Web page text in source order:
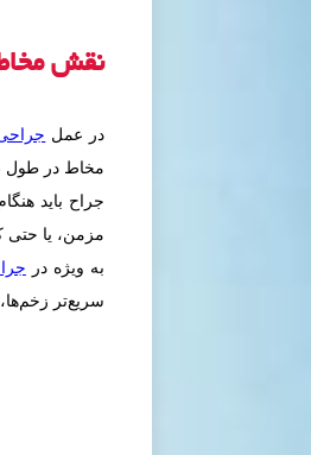
نقش
در عمل
مخاط در طول
جراح باید
مزمن، یا
به ویژه در
سریع‌تر